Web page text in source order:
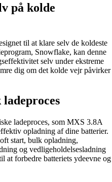
på kolde
til at klare selv de koldeste
Snowflake, kan denne
selv under ekstreme
dig om det kolde vejr påvirker
ladeproces, som MXS 3.8A
opladning af dine batterier.
start, bulk opladning,
og vedligeholdelsesladning
at forbedre batteriets ydeevne og